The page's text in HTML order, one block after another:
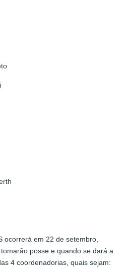
ocorrerá em 22 de setembro,
posse e quando se dará a
4 coordenadorias, quais sejam: